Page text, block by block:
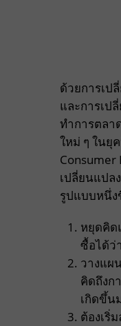
ด้วยการเป
และการเป
ทำการตลา
ใหม่ ๆ ในยุ
Consumer
เปลี่ยนแปล
รูปแบบหนึ่ง
หยุดคิด
ซื้อได้ว่
วางแผ
คิดถึงก
เกิดขึ้น
ต้องเริ่